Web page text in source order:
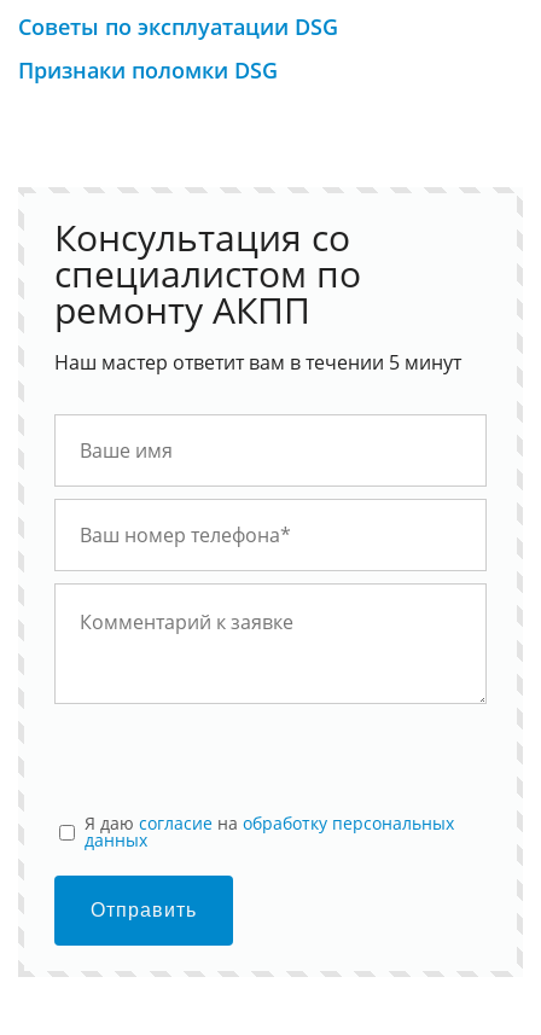
Советы по эксплуатации DSG
Признаки поломки DSG
Консультация со
специалистом по
ремонту АКПП
Наш мастер ответит вам в течении 5 минут
Я даюсогласие наобработку персональных
данных
Отправить